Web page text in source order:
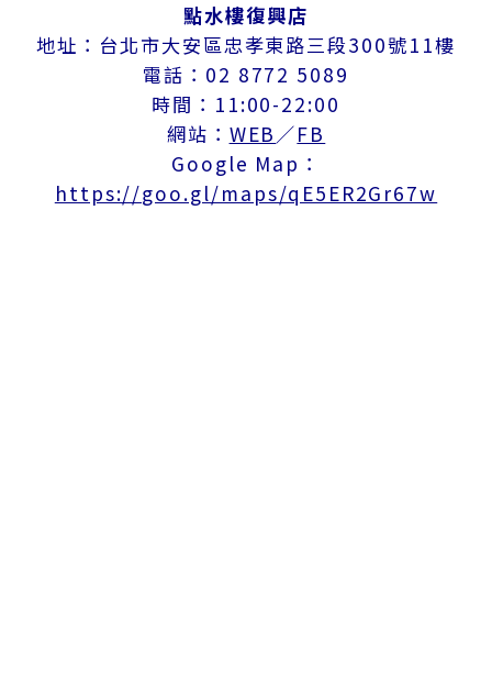
點水樓復興店
地址：台北市大安區忠孝東路三段300號11樓
電話：02 8772 5089
時間：11:00-22:00
網站： WEB／FB
Google Map：
https://goo.gl/maps/qE5ER2Gr67w